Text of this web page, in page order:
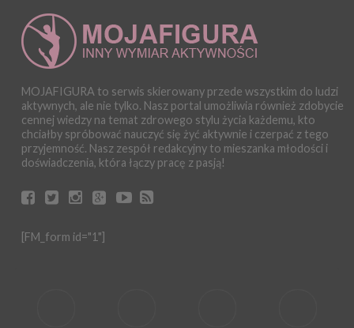
MOJAFIGURA to serwis skierowany przede wszystkim do ludzi
aktywnych, ale nie tylko. Nasz portal umożliwia również zdobycie
cennej wiedzy na temat zdrowego stylu życia każdemu, kto
chciałby spróbować nauczyć się żyć aktywnie i czerpać z tego
przyjemność. Nasz zespół redakcyjny to mieszanka młodości i
doświadczenia, która łączy pracę z pasją!
[FM_form id="1"]